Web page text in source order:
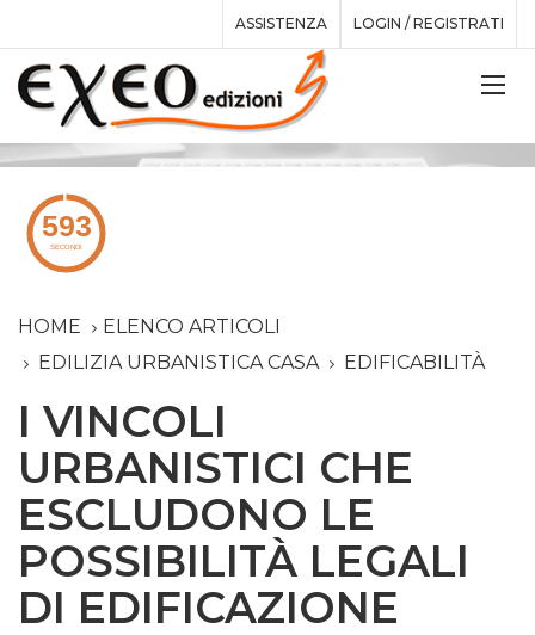
ASSISTENZA LOGIN / REGISTRATI
HOME
ELENCO ARTICOLI
EDILIZIA URBANISTICA CASA
EDIFICABILITÀ
I VINCOLI
URBANISTICI CHE
ESCLUDONO LE
POSSIBILITÀ LEGALI
DI EDIFICAZIONE